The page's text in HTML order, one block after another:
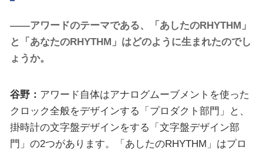
――アワードのテーマである、「あしたのRHYTHM」
と「あなたのRHYTHM」はどのように生まれたのでし
ょうか。
谷野： アワード自体はアナログムーブメントを使った
クロック全般をデザインする「プロダクト部門」と、
掛時計の文字盤デザインをする「文字盤デザイン部
門」の2つがあります。「あしたのRHYTHM」はプロ